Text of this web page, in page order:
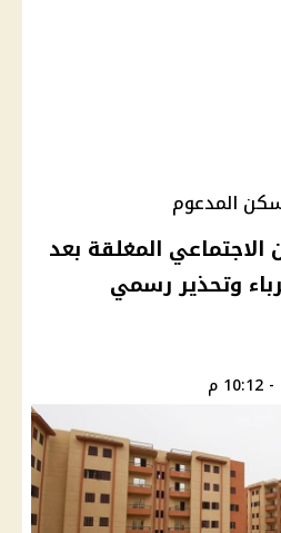
المدعوم
المغلقة بعد
وتحذير رسمي